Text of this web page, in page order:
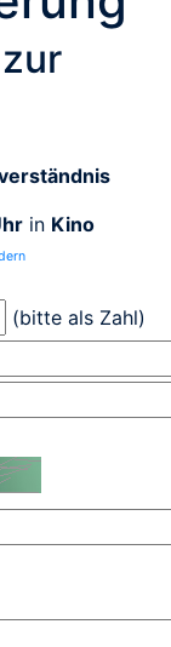
in Kino
(bitte als Zahl)